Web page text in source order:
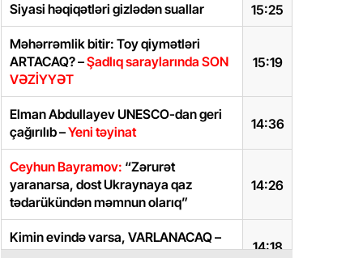
15:25
Siyasi həqiqətləri gizlədən suallar
15:19
Məhərrəmlik bitir: Toy qiymətləri
ARTACAQ? –Şadlıq saraylarında SON
VƏZİYYƏT
14:36
Elman Abdullayev UNESCO-dan geri
çağırılıb –Yeni təyinat
14:26
Ceyhun Bayramov: “Zərurət
yaranarsa, dost Ukraynaya qaz
tədarükündən məmnun olarıq”
14:18
Kimin evində varsa, VARLANACAQ –